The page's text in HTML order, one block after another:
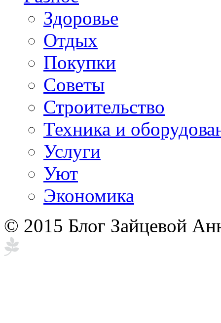
Здоровье
Отдых
Покупки
Советы
Строительство
Техника и
Услуги
Уют
Экономика
© 2015 Блог Зайцевой